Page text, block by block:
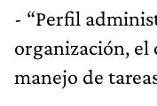
- “Perfil
organización, el
manejo de